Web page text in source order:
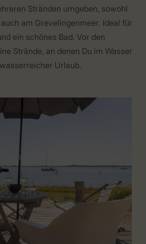
Stränden umgeben, sowohl
am Grevelingenmeer. Ideal für
ein schönes Bad. Vor den
Strände, an denen Du im Wasser
Urlaub.